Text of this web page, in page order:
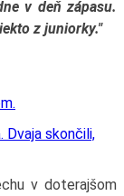
v deň zápasu.
z juniorky."
Dvaja skončili,
v doterajšom